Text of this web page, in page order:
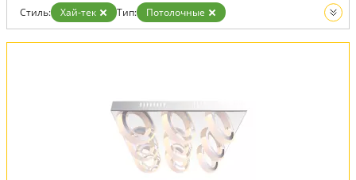
Стиль: Хай-тек Тип:
Потолочные
Вид:
Светильники